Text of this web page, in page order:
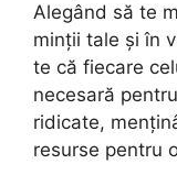
Alegând să te
minții tale și în
te că fiecare
necesară
ridicate,
resurse pentru